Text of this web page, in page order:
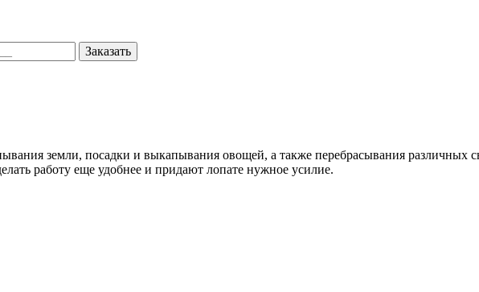
Заказать
земли, посадки и выкапывания овощей, а также перебрасывания различных
работу еще удобнее и придают лопате нужное усилие.